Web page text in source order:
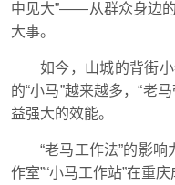
中见大”——从群众身边
大事。
如今，山城的背街
的“小马”越来越多，“老
益强大的效能。
“老马工作法”的影
作室”“小马工作站”在重